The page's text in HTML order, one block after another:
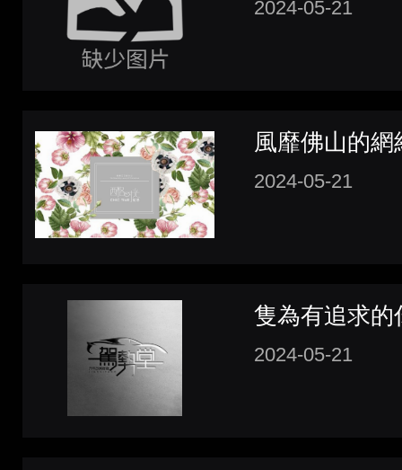
2024-05-21
風靡佛山的
滿滿ins風...
2024-05-21
隻為有追求的
2024-05-21